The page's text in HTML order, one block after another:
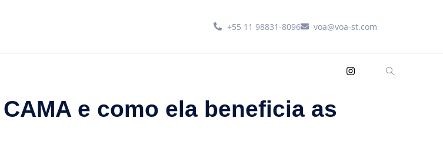
+55 11 98831-8096 voa@voa-st.com
e como ela beneficia as